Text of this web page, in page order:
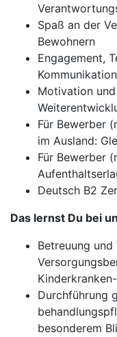
Spaß an der
Bewohnern
Engagement,
Motivation
Für Bewerber
im Ausland:
Für Bewerber
Deutsch B2
Das lernst Du bei
Betreuung
Durchführung
besonderem